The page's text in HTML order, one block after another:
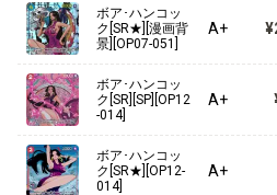
2nd ANNIVERSARY SET
プレミアムカードコレクション -リーダ
プレミアムカードコレクション - ベス
ONE PIECEカードゲーム SOUND
プレミアムカードコレクション - ベス
ボア･ハンコッ
ク[SR★][漫画背
景][OP07-051]
A+
ボア･ハンコッ
ク[SR][SP][OP12
-014]
A+
ボア･ハンコッ
ク[SR★][OP12-
014]
A+